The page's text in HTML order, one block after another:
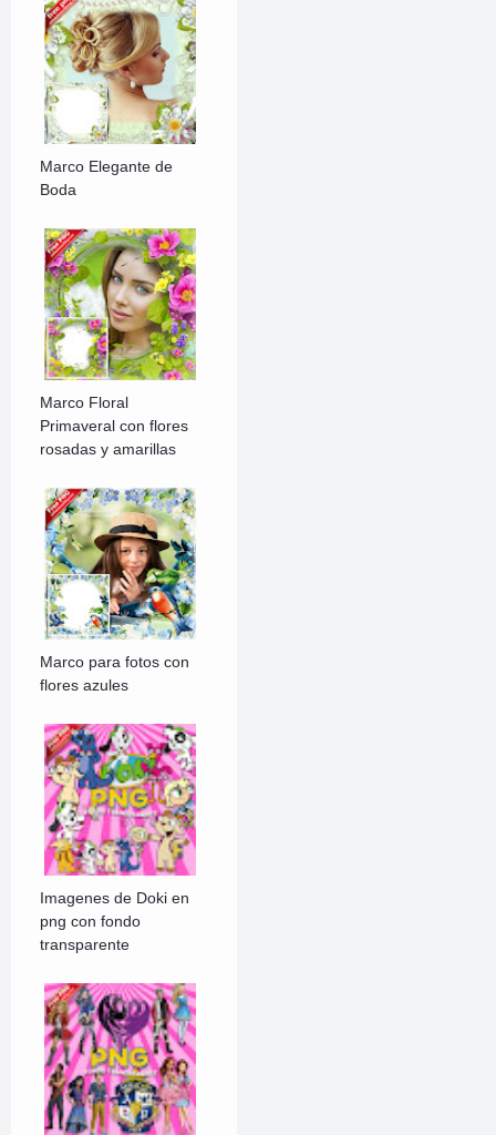
Marco Elegante de
Boda
Marco Floral
Primaveral con flores
rosadas y amarillas
Marco para fotos con
flores azules
Imagenes de Doki en
png con fondo
transparente